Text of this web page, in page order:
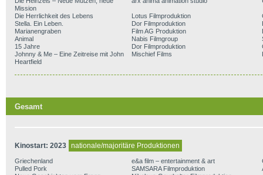
Mission
Die Herrlichkeit des Lebens Lotus Filmproduktion
Stella. Ein Leben.
Dor Filmproduktion
Marianengraben
Film AG Produktion
Animal
Nabis Filmgroup
15 Jahre
Dor Filmproduktion
Johnny & Me – Eine Zeitreise mit John
Heartfield
Mischief Films
Gesamt
Kinostart: 2023 nationale/majoritäre Produktionen
Griechenland e&a film – entertainment & art
Pulled Pork
SAMSARA Filmproduktion